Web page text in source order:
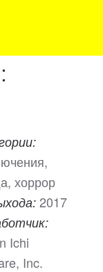
хоррор
2017
Ichi
Inc.